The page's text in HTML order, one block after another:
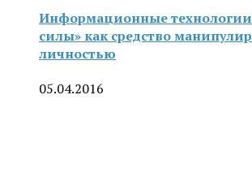
Информационные
силы» как средство
личностью
05.04.2016